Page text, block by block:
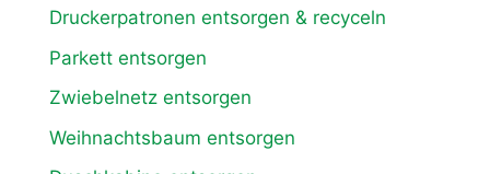
Druckerpatronen entsorgen & recyceln
Parkett entsorgen
Zwiebelnetz entsorgen
Weihnachtsbaum entsorgen